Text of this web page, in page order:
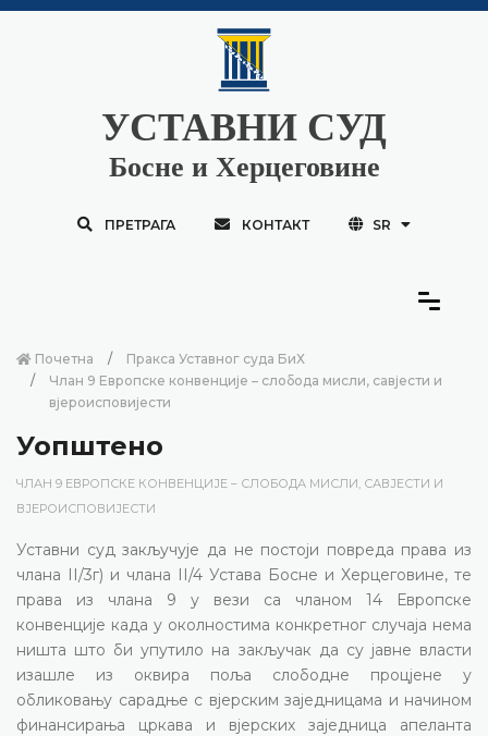
УСТАВНИ СУД
Босне и Херцеговине
ПРЕТРАГА КОНТАКТ SR
Почетна
Пракса Уставног суда БиХ
Члан 9 Европске конвенције – слобода мисли, савјести и
вјероисповијести
Уопштено
ЧЛАН 9 ЕВРОПСКЕ КОНВЕНЦИЈЕ – СЛОБОДА МИСЛИ, САВЈЕСТИ И
ВЈЕРОИСПОВИЈЕСТИ
Уставни суд закључује да не постоји повреда права из
члана II/3г) и члана II/4 Устава Босне и Херцеговине, те
права из члана 9 у вези са чланом 14 Европске
конвенције када у околностима конкретног случаја нема
ништа што би упутило на закључак да су јавне власти
изашле из оквира поља слободне процјене у
обликовању сарадње с вјерским заједницама и начином
финансирања цркава и вјерских заједница апеланта